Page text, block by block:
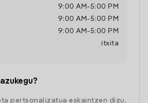
9:00 AM -5:00 PM
9:00 AM -5:00 PM
9:00 AM -5:00 PM
itxita
pertsonalizatua eskaintzen dizu,